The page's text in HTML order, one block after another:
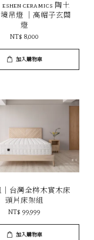
ceramics 陶土
吊燈 ｜高帽子玄關
燈
NT$ 8,000
加入購物車
｜台灣全梣木實木床
頭片床架組
NT$ 99,999
加入購物車